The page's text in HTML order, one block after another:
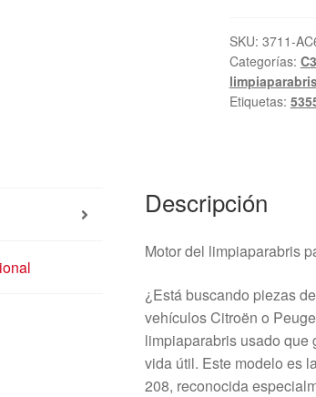
C3
III
y
Peugeot
cantidad
SKU: 3711-
Categorías:
Etiquetas:
Descripción
Motor del limpiaparabris
¿Está buscando piezas
vehículos Citroën o
limpiaparabris usado que
vida útil. Este modelo es
208, reconocida